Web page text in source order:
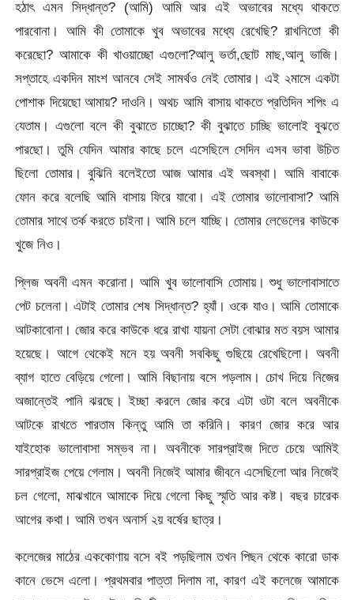
হঠাৎ এমন সিদ্ধান্ত? (আমি) আমি আর এই অভাবের মধ্যে থাকতে
পারবোনা। আমি কী তোমাকে খুব অভাবের মধ্যে রেখেছি? রাখনিতো কী
করেছো? আমাকে কী খাওয়াচ্ছো এগুলো?আলু ভর্তা,ছোট মাছ,আলু ভাজি।
সপ্তাহে একদিন মাংশ আনবে সেই সামর্থও নেই তোমার। এই ২মাসে একটা
পোশাক দিয়েছো আমায়? দাওনি। অথচ আমি বাসায় থাকতে প্রতিদিন শপিং এ
যেতাম। এগুলো বলে কী বুঝাতে চাচ্ছো? কী বুঝাতে চাচ্ছি ভালোই বুঝতে
পারছো। তুমি যেদিন আমার কাছে চলে এসেছিলে সেদিন এসব ভাবা উচিত
ছিলো তোমার। বুঝিনি বলেইতো আজ আমার এই অবস্থা। আমি বাবাকে
ফোন করে বলেছি আমি বাসায় ফিরে যাবো। এই তোমার ভালোবাসা? আমি
তোমার সাথে তর্ক করতে চাইনা। আমি চলে যাচ্ছি। তোমার লেভেলের কাউকে
খুজে নিও।
প্লিজ অবনী এমন করোনা। আমি খুব ভালোবাসি তোমায়। শুধু ভালোবাসাতে
পেট চলেনা। এটাই তোমার শেষ সিদ্ধান্ত? হ্যাঁ। ওকে যাও। আমি তোমাকে
আটকাবোনা। জোর করে কাউকে ধরে রাখা যায়না সেটা বোঝার মত বয়স আমার
হয়েছে। আগে থেকেই মনে হয় অবনী সবকিছু গুছিয়ে রেখেছিলো। অবনী
ব্যাগ হাতে বেড়িয়ে গেলো। আমি বিছানায় বসে পড়লাম। চোখ দিয়ে নিজের
অজান্তেই পানি ঝরছে। ইচ্ছা করলে জোর করে এটা ওটা বলে অবনীকে
আটকে রাখতে পারতাম কিন্তু আমি তা করিনি। কারণ জোর করে আর
যাইহোক ভালোবাসা সম্ভব না। অবনীকে সারপ্রাইজ দিতে চেয়ে আমিই
সারপ্রাইজ পেয়ে গেলাম। অবনী নিজেই আমার জীবনে এসেছিলো আর নিজেই
চল গেলো, মাঝখানে আমাকে দিয়ে গেলো কিছু স্মৃতি আর কষ্ট। বছর চারেক
আগের কথা। আমি তখন অনার্স ২য় বর্ষের ছাত্র।
কলেজের মাঠের এককোণায় বসে বই পড়ছিলাম তখন পিছন থেকে কারো ডাক
কানে ভেসে এলো। প্রথমবার পাত্তা দিলাম না, কারণ এই কলেজে আমাকে